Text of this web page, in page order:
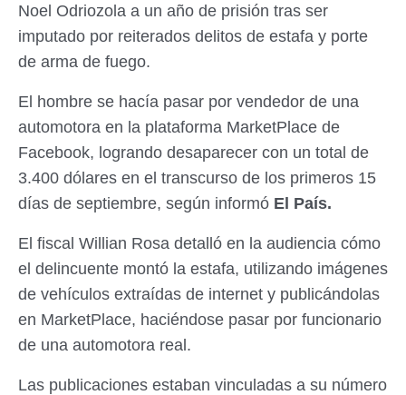
Noel Odriozola a un año de prisión tras ser
imputado por reiterados delitos de estafa y porte
de arma de fuego.
El hombre se hacía pasar por vendedor de una
automotora en la plataforma MarketPlace de
Facebook, logrando desaparecer con un total de
3.400 dólares en el transcurso de los primeros 15
días de septiembre, según informó El País.
El fiscal Willian Rosa detalló en la audiencia cómo
el delincuente montó la estafa, utilizando imágenes
de vehículos extraídas de internet y publicándolas
en MarketPlace, haciéndose pasar por funcionario
de una automotora real.
Las publicaciones estaban vinculadas a su número